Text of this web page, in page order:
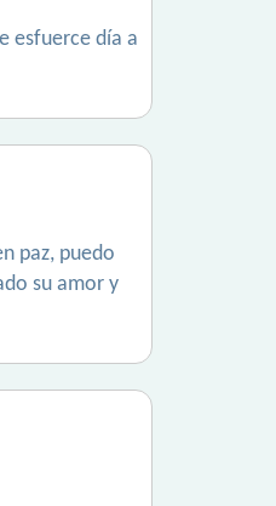
esfuerce día a
paz, puedo
su amor y